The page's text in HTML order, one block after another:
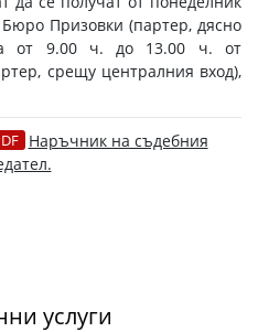
Призовки (партер, дясно
а от 9.00 ч. до 13.00 ч. от
срещу централния вход),
Наръчник на съдебния
услуги